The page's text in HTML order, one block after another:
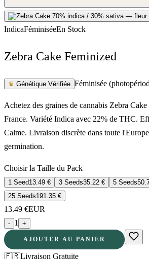
IndicaFéminiséeEn Stock
Zebra Cake Feminized
♛ Génétique Vérifiée Féminisée
Achetez des graines de cannabis Zebra
France. Variété Indica avec 22% de THC.
Calme. Livraison discrète dans toute
germination.
Choisir la Taille du Pack
1 Seed13.49 € 3 Seeds35.22 € 5 Seeds
25 Seeds191.35 €
13.49 €EUR
- 1 +
AJOUTER AU PANIER
🇫🇷Livraison Gratuite